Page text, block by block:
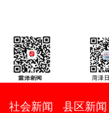
社会新闻 县区新闻